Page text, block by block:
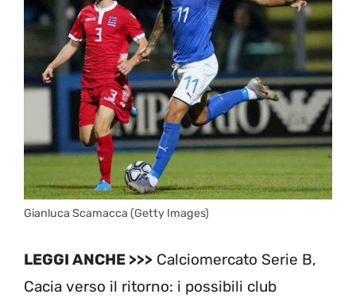
Gianluca Scamacca (Getty Images)
LEGGI ANCHE >>> Calciomercato Serie B,
Cacia verso il ritorno: i possibili club